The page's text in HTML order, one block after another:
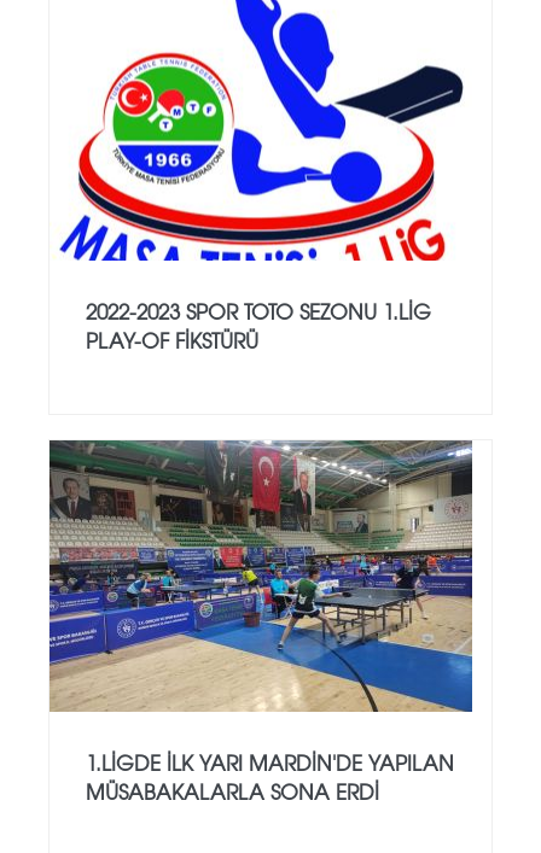
2022-2023 SPOR TOTO SEZONU 1.LİG
PLAY-OF FİKSTÜRÜ
1.LİGDE İLK YARI MARDİN'DE YAPILAN
MÜSABAKALARLA SONA ERDİ